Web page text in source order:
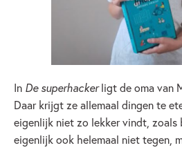
In De superhackerligt de oma van
Daar krijgt ze allemaal dingen te
eigenlijk niet zo lekker vindt, zoals
eigenlijk ook helemaal niet tegen,